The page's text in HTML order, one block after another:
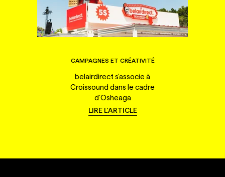
CAMPAGNES ET CRÉATIVITÉ
belairdirect s'associe à
Croissound dans le cadre
d'Osheaga
LIRE L'ARTICLE